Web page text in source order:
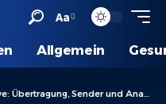
Aa
Allgemein
Übertragung, Sender und Analyse